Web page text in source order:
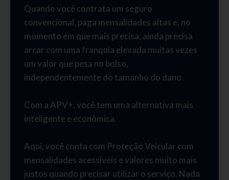
Quando você contrata um seguro
convencional, paga mensalidades altas e, no
momento em que mais precisa, ainda precisa
arcar com uma franquia elevada muitas vezes
um valor que pesa no bolso,
independentemente do tamanho do dano.
Com a APV+, você tem uma alternativa mais
inteligente e econômica.
Aqui, você conta com Proteção Veicular com
mensalidades acessíveis e valores muito mais
justos quando precisar utilizar o serviço. Nada